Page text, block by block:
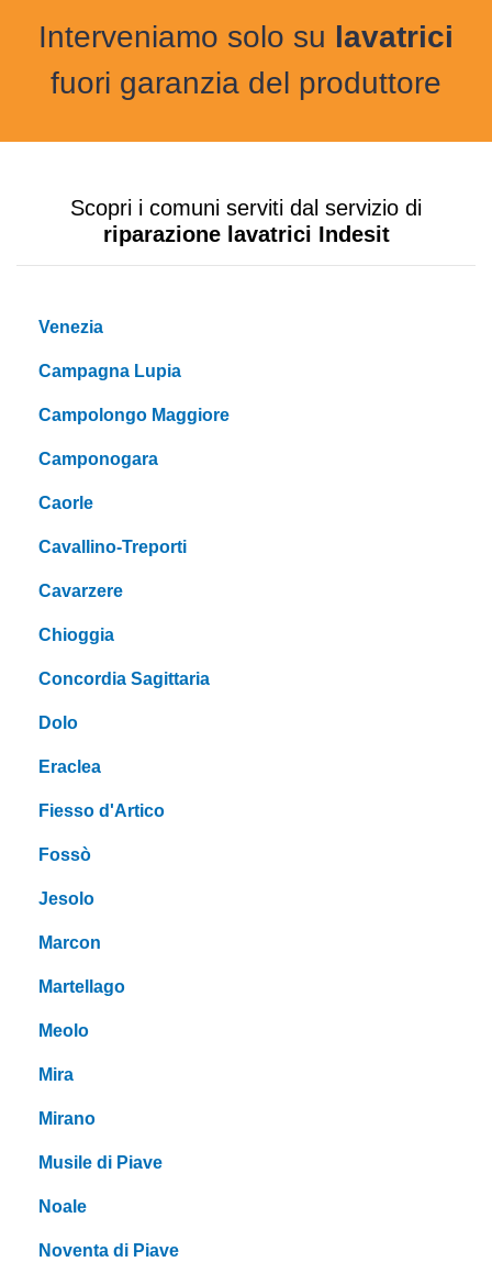
Interveniamo solo su lavatrici
fuori garanzia del produttore
Scopri i comuni serviti dal servizio di
riparazione lavatrici Indesit
Venezia
Campagna Lupia
Campolongo Maggiore
Camponogara
Caorle
Cavallino-Treporti
Cavarzere
Chioggia
Concordia Sagittaria
Dolo
Eraclea
Fiesso d'Artico
Fossò
Jesolo
Marcon
Martellago
Meolo
Mira
Mirano
Musile di Piave
Noale
Noventa di Piave